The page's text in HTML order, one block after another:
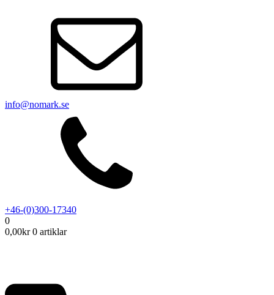
info@nomark.se
+46-(0)300-17340
0
0,00kr 0 artiklar